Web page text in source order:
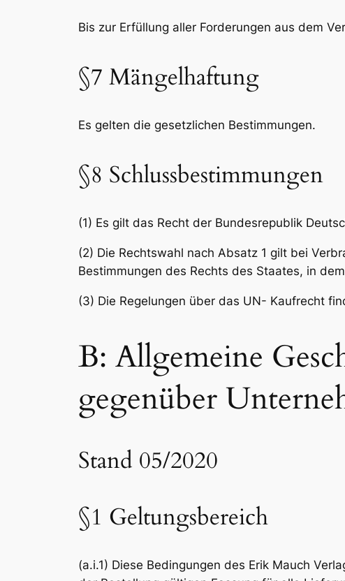
Bis zur Erfüllung aller Forderungen aus dem
§7 Mängelhaftung
Es gelten die gesetzlichen Bestimmungen.
§8 Schlussbestimmungen
(1) Es gilt das Recht der Bundesrepublik
(2) Die Rechtswahl nach Absatz 1 gilt bei
Bestimmungen des Rechts des Staates, in
(3) Die Regelungen über das UN- Kaufrecht
B: Allgemeine
gegenüber
Stand 05/2020
§1 Geltungsbereich
(a.i.1) Diese Bedingungen des Erik Mauch